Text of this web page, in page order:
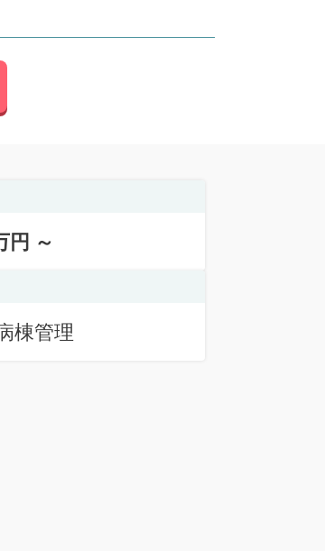
円 ～
棟管理